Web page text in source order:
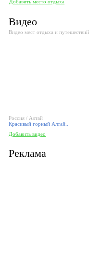
Добавить место отдыха
Видео
Видео мест отдыха и путешествий
Россия / Алтай
Красивый горный Алтай..
Добавить видео
Реклама